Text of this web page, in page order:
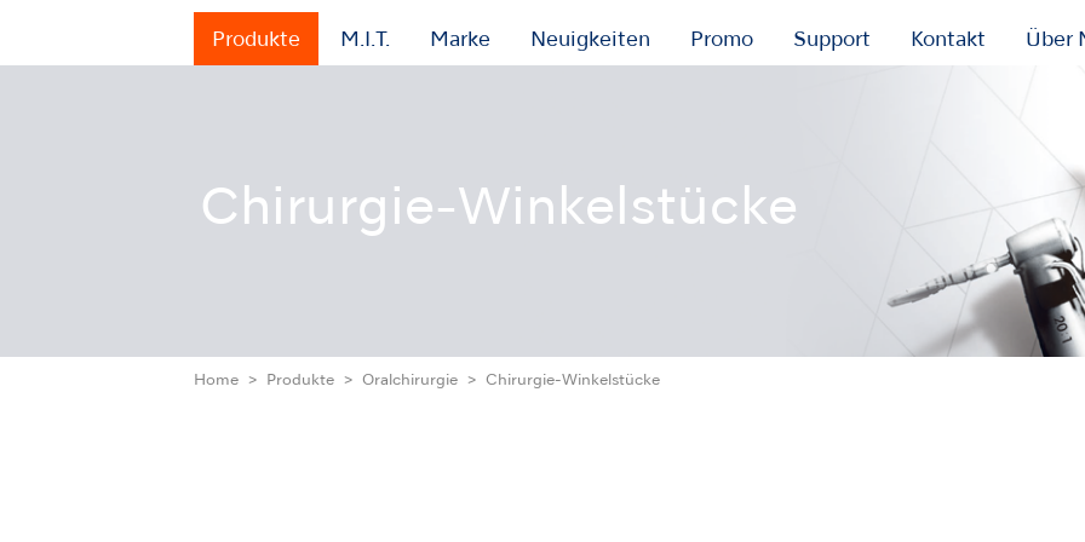
Produkte M.I.T. Marke Neuigkeiten Promo Support Kontakt Über
Chirurgie-Winkelstücke
Home Produkte Oralchirurgie Chirurgie-Winkelstücke